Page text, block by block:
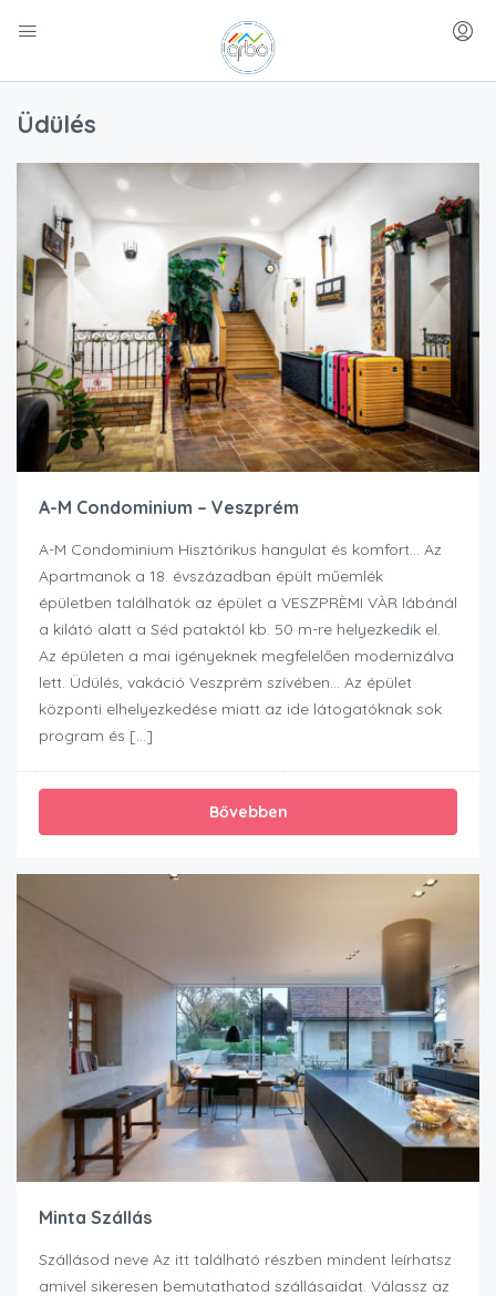
Üdülés
A-M Condominium – Veszprém
A-M Condominium Hisztórikus hangulat és komfort… Az
Apartmanok a 18. évszázadban épült műemlék
épületben találhatók az épület a VESZPRÈMI VÀR lábánál
a kilátó alatt a Séd pataktól kb. 50 m-re helyezkedik el.
Az épületen a mai igényeknek megfelelően modernizálva
lett. Üdülés, vakáció Veszprém szívében… Az épület
központi elhelyezkedése miatt az ide látogatóknak sok
program és […]
Bővebben
Minta Szállás
Szállásod neve Az itt található részben mindent leírhatsz
amivel sikeresen bemutathatod szállásaidat. Válassz az